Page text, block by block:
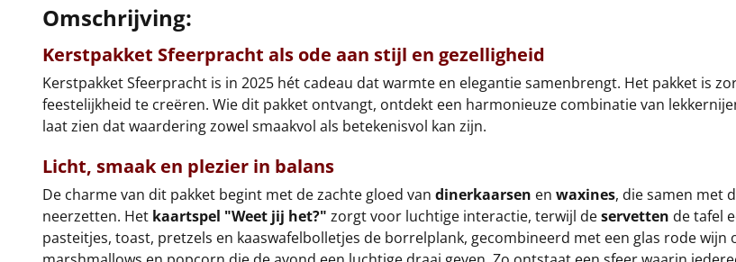
Omschrijving:
Kerstpakket Sfeerpracht als ode aan stijl en gezelligheid
Kerstpakket Sfeerpracht is in 2025 hét cadeau dat warmte en elegantie samenbrengt. Het pakket is
feestelijkheid te creëren. Wie dit pakket ontvangt, ontdekt een harmonieuze combinatie van
laat zien dat waardering zowel smaakvol als betekenisvol kan zijn.
Licht, smaak en plezier in balans
De charme van dit pakket begint met de zachte gloed van dinerkaarsen en waxines, die samen met
neerzetten. Het kaartspel "Weet jij het?" zorgt voor luchtige interactie, terwijl deservetten de tafel
pasteitjes, toast, pretzels en kaaswafelbolletjes de borrelplank, gecombineerd met een glas rode